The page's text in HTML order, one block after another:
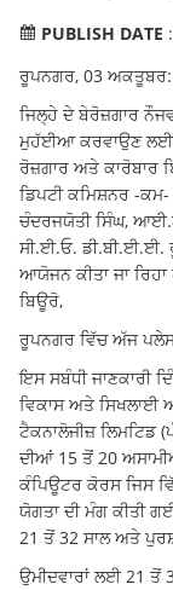
PUBLISH DATE
ਰੂਪਨਗਰ, 03 ਅਕਤੂਬਰ:
ਜਿਲ੍ਹੇ ਦੇ ਬੇਰੋਜ਼ਗਾਰ
ਮੁਹੱਈਆ ਕਰਵਾਉਣ ਲਈ
ਰੋਜ਼ਗਾਰ ਅਤੇ ਕਾਰੋਬਾਰ
ਡਿਪਟੀ ਕਮਿਸ਼ਨਰ -
ਚੰਦਰਜਯੋਤੀ ਸਿੰਘ,
ਸੀ.ਈ.ਓ. ਡੀ.ਬੀ.ਈ.ਈ.
ਆਯੋਜਨ ਕੀਤਾ ਜਾ
ਬਿਊਰੋ,
ਰੂਪਨਗਰ ਵਿੱਚ ਅੱਜ
ਇਸ ਸਬੰਧੀ ਜਾਣਕਾਰੀ
ਵਿਕਾਸ ਅਤੇ ਸਿਖਲਾਈ
ਟੈਕਨਾਲੋਜੀਜ਼ ਲਿਮਟਿਡ
ਦੀਆਂ 15 ਤੋਂ 20
ਕੰਪਿਊਟਰ ਕੋਰਸ ਜਿਸ
ਯੋਗਤਾ ਦੀ ਮੰਗ ਕੀਤੀ
21 ਤੋਂ 32 ਸਾਲ ਅਤੇ
ਉਮੀਦਵਾਰਾਂ ਲਈ 21 ਤੋਂ